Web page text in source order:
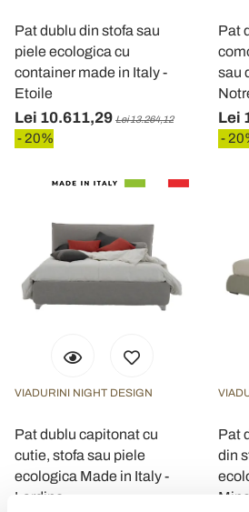
Pat dublu din stofa sau
piele ecologica cu
container made in Italy -
Etoile
Lei 10.611,29 Lei 13.264,12
- 20%
Pat
sau
Lei
-
VIADURINI NIGHT DESIGN
Pat dublu capitonat cu
cutie, stofa sau piele
ecologica Made in Italy -
Lardino
Pat
din